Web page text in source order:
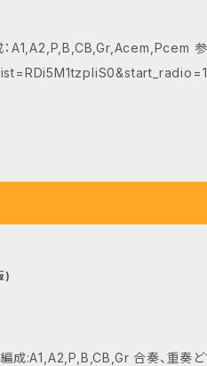
参考動
)
合奏、重奏どちらで